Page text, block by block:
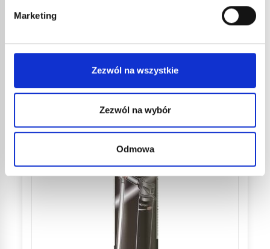
Marketing
Zezwól na wszystkie
Zezwól na wybór
Odmowa
511
Lampe à souder avec lance à flamme dard.